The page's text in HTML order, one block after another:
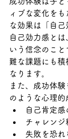
ィブな変化を
な効果は「自己
自己効力感と
いう信念のこ
難な課題にも積
なります。
また、成功体
のような心理的
自己肯定感
チャレンジ
失敗を恐れ